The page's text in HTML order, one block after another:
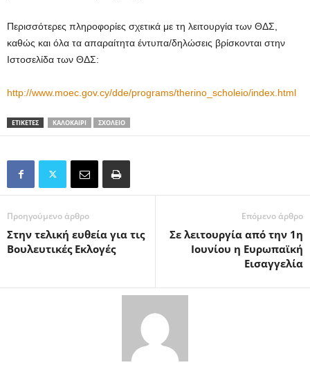
Περισσότερες πληροφορίες σχετικά με τη λειτουργία των ΘΔΣ,
καθώς και όλα τα απαραίτητα έντυπα/δηλώσεις βρίσκονται στην
Ιστοσελίδα των ΘΔΣ:
http://www.moec.gov.cy/dde/programs/therino_scholeio/index.html
ΕΤΙΚΕΤΕΣ ΚΑΛΟΚΑΊΡΙ ΣΧΟΛΕΊΟ
Προηγούμενο άρθρο
Στην τελική ευθεία για τις
Βουλευτικές Εκλογές
Επόμενο άρθρο
Σε λειτουργία από την 1η
Ιουνίου η Ευρωπαϊκή
Εισαγγελία